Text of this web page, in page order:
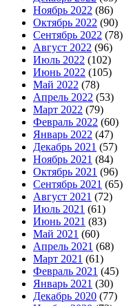
Ноябрь 2022 (86)
Октябрь 2022 (90)
Сентябрь 2022 (78)
Август 2022 (96)
Июль 2022 (102)
Июнь 2022 (105)
Май 2022 (78)
Апрель 2022 (53)
Март 2022 (79)
Февраль 2022 (60)
Январь 2022 (47)
Декабрь 2021 (57)
Ноябрь 2021 (84)
Октябрь 2021 (96)
Сентябрь 2021 (65)
Август 2021 (72)
Июль 2021 (61)
Июнь 2021 (83)
Май 2021 (60)
Апрель 2021 (68)
Март 2021 (61)
Февраль 2021 (45)
Январь 2021 (30)
Декабрь 2020 (77)